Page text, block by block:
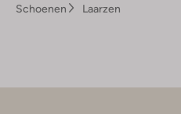
Schoenen
Laarzen